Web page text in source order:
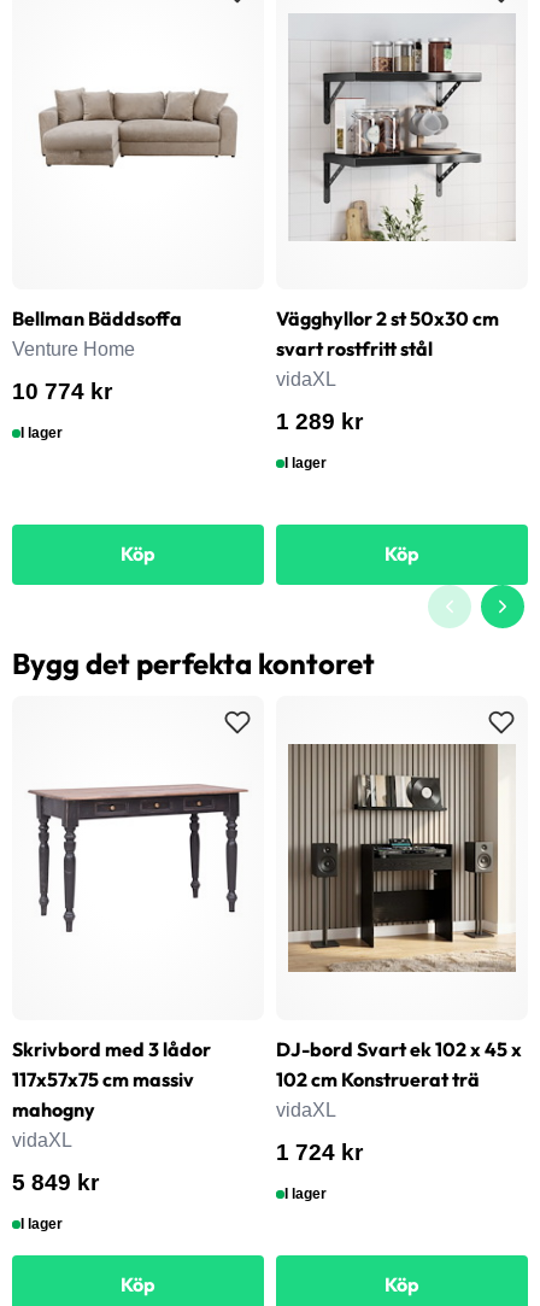
Bellman Bäddsoffa
Venture Home
10 774 kr
I lager
Köp
Vägghyllor 2 st 50x30 cm
svart rostfritt stål
vidaXL
1 289 kr
I lager
Köp
Bygg det perfekta kontoret
Skrivbord med 3 lådor
117x57x75 cm massiv
mahogny
vidaXL
5 849 kr
I lager
Köp
DJ-bord Svart ek 102 x 45 x
102 cm Konstruerat trä
vidaXL
1 724 kr
I lager
Köp